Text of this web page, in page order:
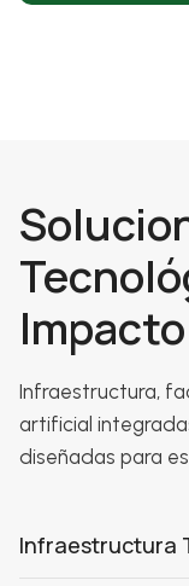
Infraestructura,
artificial
diseñadas para
Infraestructura